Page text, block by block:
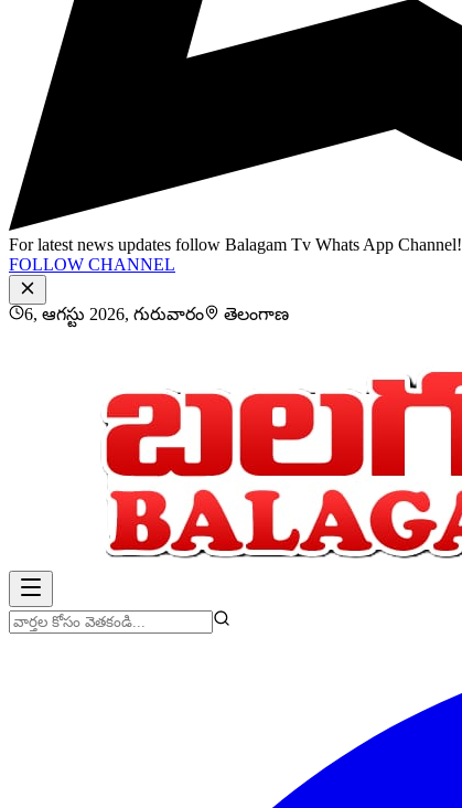
For latest news updates follow Balagam Tv Whats App Channel!
FOLLOW CHANNEL
6, ఆగస్టు 2026, గురువారం తెలంగాణ